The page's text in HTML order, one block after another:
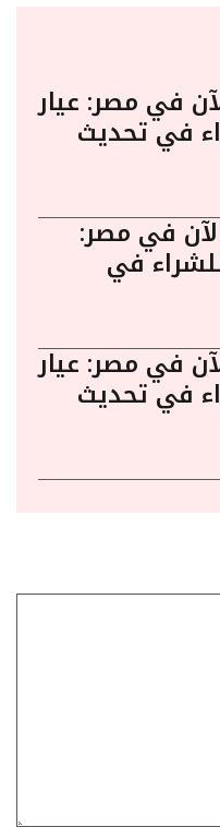
في مصر: عيار
للشراء في تحديث
في مصر:
24 يسجل 6745 للشراء في
في مصر: عيار
للشراء في تحديث